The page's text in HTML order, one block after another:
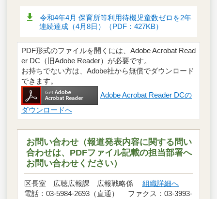
令和4年4月 保育所等利用待機児童数ゼロを2年
連続達成（4月8日）（PDF：427KB）
PDF形式のファイルを開くには、Adobe Acrobat Read
er DC（旧Adobe Reader）が必要です。
お持ちでない方は、Adobe社から無償でダウンロード
できます。
Adobe Acrobat Reader DCの
ダウンロードへ
お問い合わせ（報道発表内容に関する問い
合わせは、PDFファイル記載の担当部署へ
お問い合わせください）
区長室 広聴広報課 広報戦略係 組織詳細へ
電話：03-5984-2693（直通） ファクス：03-3993-